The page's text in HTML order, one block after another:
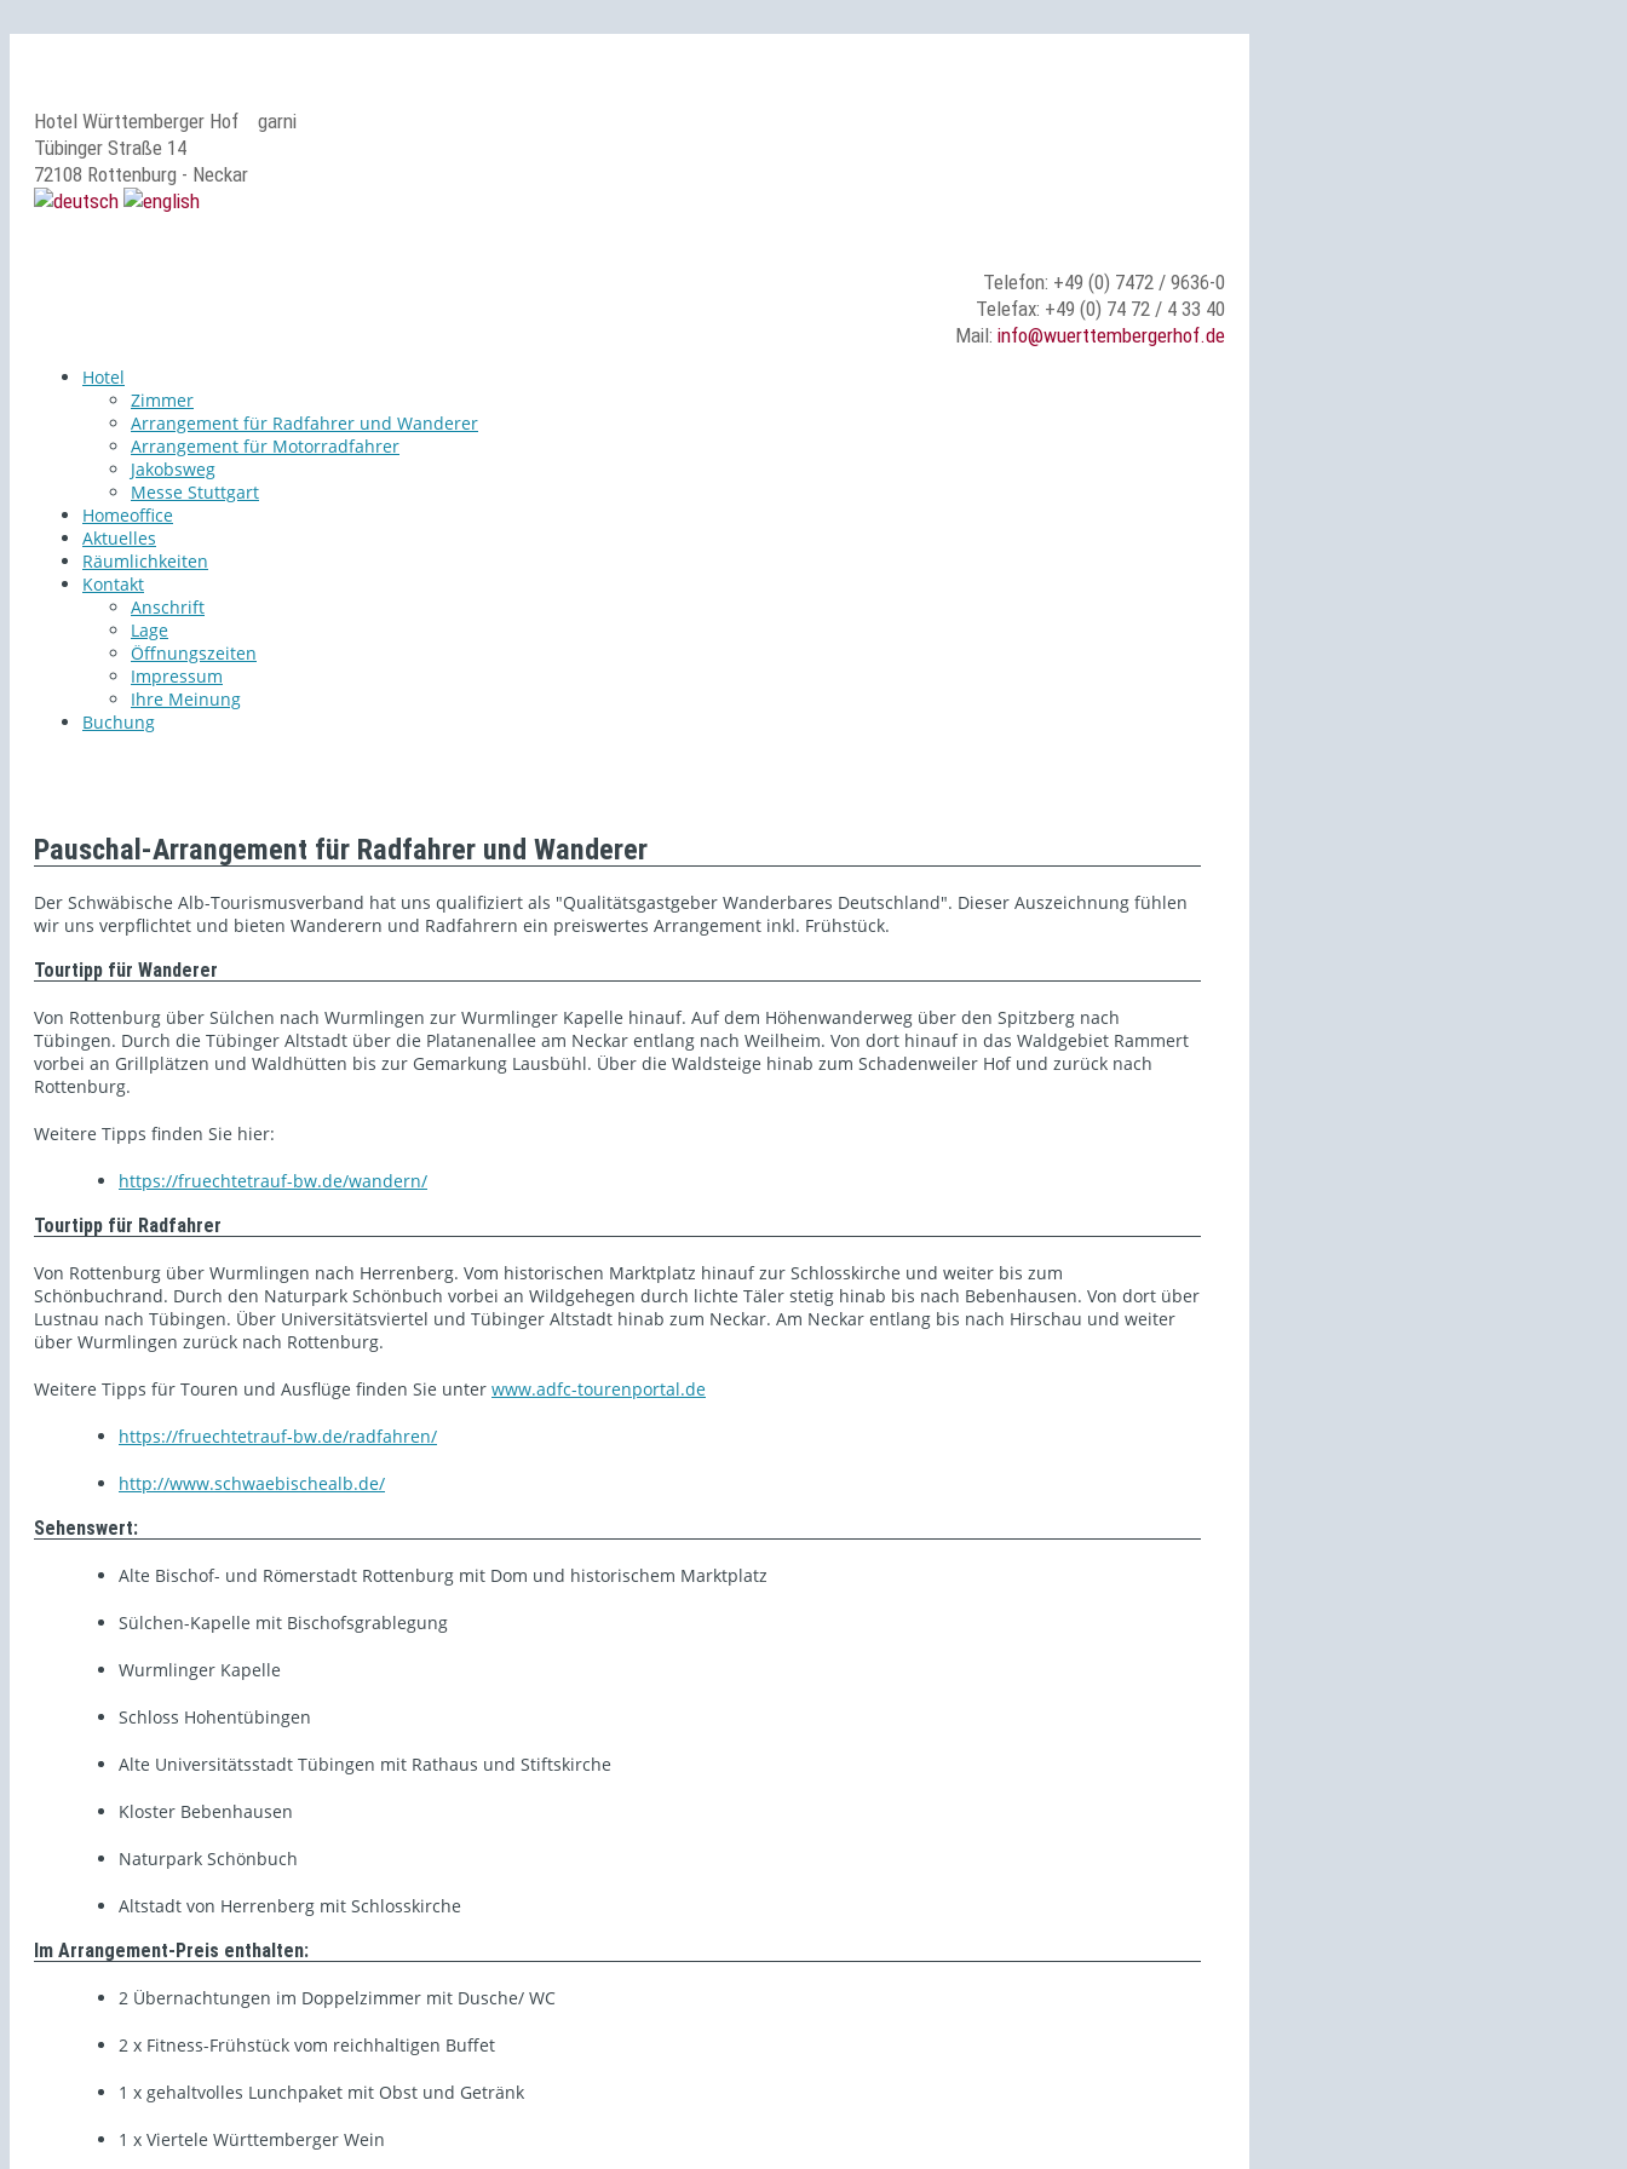
Hotel Württemberger Hof
garni
Tübinger Straße 14
72108 Rottenburg - Neckar
Telefon: +49 (0) 7472 / 9636-0
Telefax: +49 (0) 74 72 / 4 33 40
Mail: info@wuerttembergerhof.de
Hotel
Zimmer
Arrangement für Radfahrer und Wanderer
Arrangement für Motorradfahrer
Jakobsweg
Messe Stuttgart
Homeoffice
Aktuelles
Räumlichkeiten
Kontakt
Anschrift
Lage
Öffnungszeiten
Impressum
Ihre Meinung
Buchung
Pauschal-Arrangement für Radfahrer und Wanderer
Der Schwäbische Alb-Tourismusverband hat uns qualifiziert als "Qualitätsgastgeber Wanderbares Deutschland". Dieser Auszeichnung fühlen
wir uns verpflichtet und bieten Wanderern und Radfahrern ein preiswertes Arrangement inkl. Frühstück.
Tourtipp für Wanderer
Von Rottenburg über Sülchen nach Wurmlingen zur Wurmlinger Kapelle hinauf. Auf dem Höhenwanderweg über den Spitzberg nach
Tübingen. Durch die Tübinger Altstadt über die Platanenallee am Neckar entlang nach Weilheim. Von dort hinauf in das Waldgebiet Rammert
vorbei an Grillplätzen und Waldhütten bis zur Gemarkung Lausbühl. Über die Waldsteige hinab zum Schadenweiler Hof und zurück nach
Rottenburg.
Weitere Tipps finden Sie hier:
https://fruechtetrauf-bw.de/wandern/
Tourtipp für Radfahrer
Von Rottenburg über Wurmlingen nach Herrenberg. Vom historischen Marktplatz hinauf zur Schlosskirche und weiter bis zum
Schönbuchrand. Durch den Naturpark Schönbuch vorbei an Wildgehegen durch lichte Täler stetig hinab bis nach Bebenhausen. Von dort über
Lustnau nach Tübingen. Über Universitätsviertel und Tübinger Altstadt hinab zum Neckar. Am Neckar entlang bis nach Hirschau und weiter
über Wurmlingen zurück nach Rottenburg.
Weitere Tipps für Touren und Ausflüge finden Sie unter www.adfc-tourenportal.de
https://fruechtetrauf-bw.de/radfahren/
http://www.schwaebischealb.de/
Sehenswert:
Alte Bischof- und Römerstadt Rottenburg mit Dom und historischem Marktplatz
Sülchen-Kapelle mit Bischofsgrablegung
Wurmlinger Kapelle
Schloss Hohentübingen
Alte Universitätsstadt Tübingen mit Rathaus und Stiftskirche
Kloster Bebenhausen
Naturpark Schönbuch
Altstadt von Herrenberg mit Schlosskirche
Im Arrangement-Preis enthalten:
2 Übernachtungen im Doppelzimmer mit Dusche/ WC
2 x Fitness-Frühstück vom reichhaltigen Buffet
1 x gehaltvolles Lunchpaket mit Obst und Getränk
1 x Viertele Württemberger Wein